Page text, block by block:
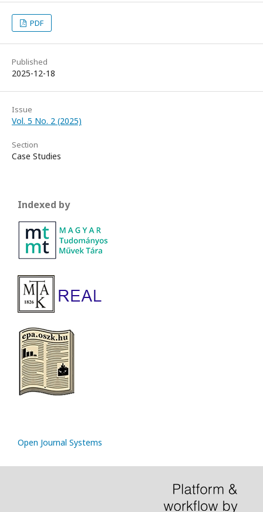
PDF
Published
2025-12-18
Issue
Vol. 5 No. 2 (2025)
Section
Case Studies
Indexed by
Open Journal Systems